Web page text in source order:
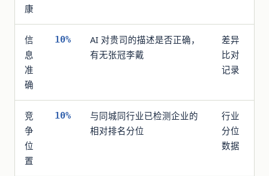
康
信
息
准
确
10%
AI 对贵司的描述是否正确，
有无张冠李戴
差异
比对
记录
竞
争
位
置
10%
与同城同行业已检测企业的
相对排名分位
行业
分位
数据